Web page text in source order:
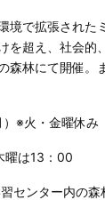
境で拡張された
を超え、社会
森林にて開催
※火・金曜休み
13：00
センター内の